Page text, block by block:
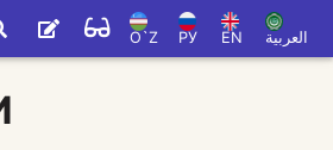
O`Z РУ EN العربية